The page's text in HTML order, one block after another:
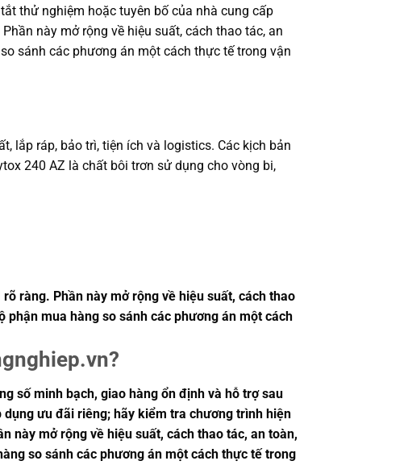
thử nghiệm hoặc tuyên bố của nhà cung cấp
này mở rộng về hiệu suất, cách thao tác, an
sánh các phương án một cách thực tế trong vận
lắp ráp, bảo trì, tiện ích và logistics. Các kịch bản
240 AZ là chất bôi trơn sử dụng cho vòng bi,
ràng. Phần này mở rộng về hiệu suất, cách thao
mua hàng so sánh các phương án một cách
số minh bạch, giao hàng ổn định và hỗ trợ sau
ưu đãi riêng; hãy kiểm tra chương trình hiện
này mở rộng về hiệu suất, cách thao tác, an toàn,
so sánh các phương án một cách thực tế trong